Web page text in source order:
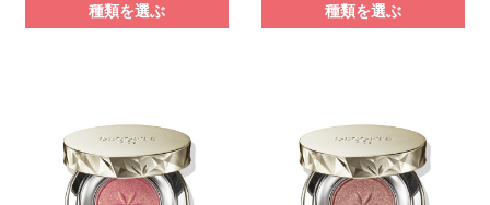
種類を選ぶ 種類を選ぶ